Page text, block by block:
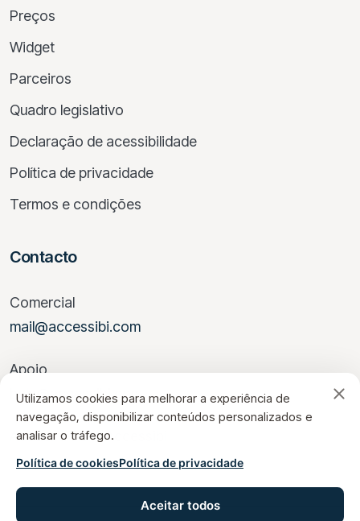
Utilizamos cookies para melhorar a experiência de
navegação, disponibilizar conteúdos personalizados e
analisar o tráfego.
Política de cookiesPolítica de privacidade
Aceitar todos
Preços
Widget
Parceiros
Quadro legislativo
Declaração de acessibilidade
Política de privacidade
Termos e condições
Contacto
Comercial
mail@accessibi.com
Apoio
help@accessibi.com
Aceder à Suite Accessibi